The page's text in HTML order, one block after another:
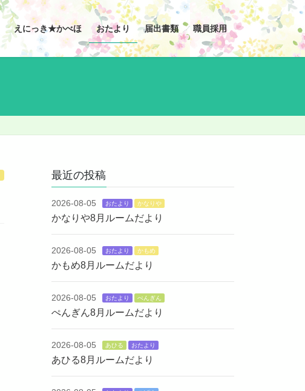
えにっき★かべほ おたより 届出書類 職員採用
最近の投稿
2026-08-05 おたより かなりや
かなりや8月ルームだより
2026-08-05 おたより かもめ
かもめ8月ルームだより
2026-08-05 おたより ぺんぎん
ぺんぎん8月ルームだより
2026-08-05 あひる おたより
あひる8月ルームだより